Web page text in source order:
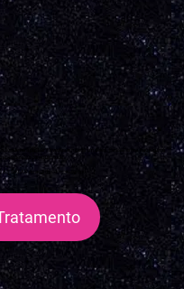
deverá passar 12 vezes em cada um deles. Dessa forma, não há uma
a pessoa como um todo.
AS SALAS de acordo com seu tempo.